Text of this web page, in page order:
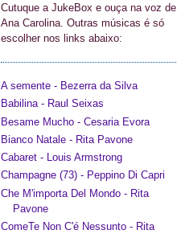
Cutuque a JukeBox e ouça na voz de
Ana Carolina. Outras músicas é só
escolher nos links abaixo:
A semente - Bezerra da Silva
Babilina - Raul Seixas
Besame Mucho - Cesaria Evora
Bianco Natale - Rita Pavone
Cabaret - Louis Armstrong
Champagne (73) - Peppino Di Capri
Che M'importa Del Mondo - Rita
Pavone
ComeTe Non C'é Nessunto - Rita